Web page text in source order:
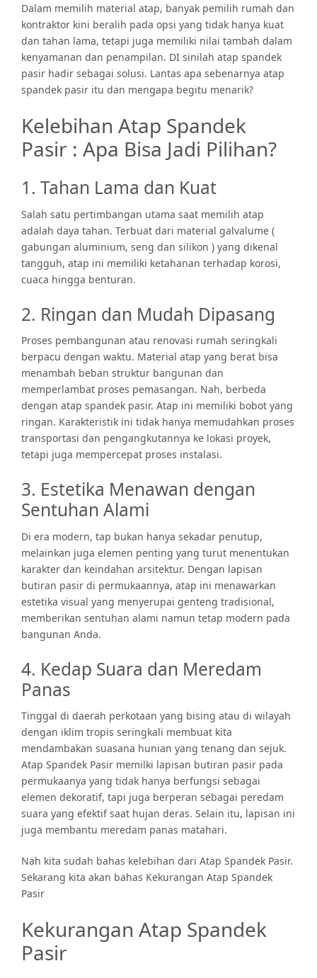
Dalam memilih material atap, banyak pemilih rumah dan
kontraktor kini beralih pada opsi yang tidak hanya kuat
dan tahan lama, tetapi juga memiliki nilai tambah dalam
kenyamanan dan penampilan. DI sinilah atap spandek
pasir hadir sebagai solusi. Lantas apa sebenarnya atap
spandek pasir itu dan mengapa begitu menarik?
Kelebihan Atap Spandek
Pasir : Apa Bisa Jadi Pilihan?
1. Tahan Lama dan Kuat
Salah satu pertimbangan utama saat memilih atap
adalah daya tahan. Terbuat dari material galvalume (
gabungan aluminium, seng dan silikon ) yang dikenal
tangguh, atap ini memiliki ketahanan terhadap korosi,
cuaca hingga benturan.
2. Ringan dan Mudah Dipasang
Proses pembangunan atau renovasi rumah seringkali
berpacu dengan waktu. Material atap yang berat bisa
menambah beban struktur bangunan dan
memperlambat proses pemasangan. Nah, berbeda
dengan atap spandek pasir. Atap ini memiliki bobot yang
ringan. Karakteristik ini tidak hanya memudahkan proses
transportasi dan pengangkutannya ke lokasi proyek,
tetapi juga mempercepat proses instalasi.
3. Estetika Menawan dengan
Sentuhan Alami
Di era modern, tap bukan hanya sekadar penutup,
melainkan juga elemen penting yang turut menentukan
karakter dan keindahan arsitektur. Dengan lapisan
butiran pasir di permukaannya, atap ini menawarkan
estetika visual yang menyerupai genteng tradisional,
memberikan sentuhan alami namun tetap modern pada
bangunan Anda.
4. Kedap Suara dan Meredam
Panas
Tinggal di daerah perkotaan yang bising atau di wilayah
dengan iklim tropis seringkali membuat kita
mendambakan suasana hunian yang tenang dan sejuk.
Atap Spandek Pasir memilki lapisan butiran pasir pada
permukaanya yang tidak hanya berfungsi sebagai
elemen dekoratif, tapi juga berperan sebagai peredam
suara yang efektif saat hujan deras. Selain itu, lapisan ini
juga membantu meredam panas matahari.
Nah kita sudah bahas kelebihan dari Atap Spandek Pasir.
Sekarang kita akan bahas Kekurangan Atap Spandek
Pasir
Kekurangan Atap Spandek
Pasir